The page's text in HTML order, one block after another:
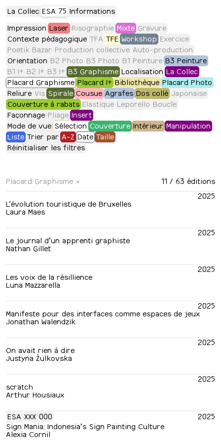
La Collec ESA 75 Informations
Impression Laser Risographie Mixte Gravure
Contexte pédagogique TFA TFE Workshop Exercice
Poetik Bazar Production collective Auto-production
Orientation B2 Photo B3 Photo B1 Peinture B3 Peinture
B1 I+ B2 I+ B3 I+ B3 Graphisme Localisation La Collec
Placard Graphisme Placard I+ Bibliothèque Placard Photo
Reliure Vis Spirale Cousue Agrafes Dos collé Japonaise
Couverture à rabats Elastique Leporello Boucle
Façonnage Pliage Insert
Mode de vue Sélection Couverture Intérieur Manipulation
Liste Trier par A-Z Date Taille
Réinitialiser les filtres
Placard Graphisme × 11 / 63 éditions
2025
L’évolution touristique de Bruxelles
Laura Maes
2025
Le journal d’un apprenti graphiste
Nathan Gillet
2025
Les voix de la résillience
Luna Mazzarella
2025
Manifeste pour des interfaces comme espaces de jeux
Jonathan Walendzik
2025
On avait rien à dire
Justyna Źulkovska
2025
scratch
Arthur Housiaux
ESA XXX 000
2025
Sign Mania: Indonesia’s Sign Painting Culture
Alexia Cornil